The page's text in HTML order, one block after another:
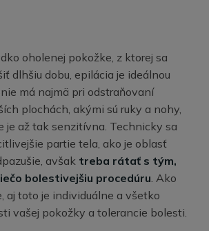
oholenej pokožke, z ktorej sa
dlhšiu dobu, epilácia je ideálnou
má najmä pri odstraňovaní
plochách, akými sú ruky a nohy,
je až tak senzitívna. Technicky sa
partie tela, ako je oblasť
avšak treba rátať s tým,
bolestivejšiu procedúru . Ako
aj toto je individuálne a všetko
vašej pokožky a tolerancie bolesti.